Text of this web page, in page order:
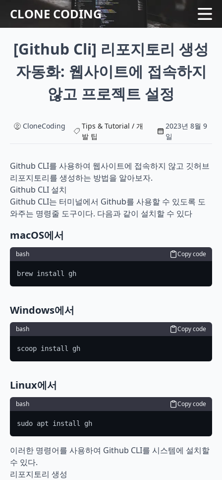
CLONE CODING
Home
Language
Web
시리즈
Tips & Tutorial
[Github Cli] 리포지토리 생성
자동화: 웹사이트에 접속하지
않고 프로젝트 설정
CloneCoding
Tips & Tutorial / 개
발 팁
2023년 8월 9
일
Github CLI를 사용하여 웹사이트에 접속하지 않고 깃허브
리포지토리를 생성하는 방법을 알아보자.
Github CLI 설치
Github CLI는 터미널에서 Github를 사용할 수 있도록 도
와주는 명령줄 도구이다. 다음과 같이 설치할 수 있다
macOS에서
bash Copy code
brew install gh
Windows에서
bash Copy code
scoop install gh
Linux에서
bash Copy code
sudo apt install gh
이러한 명령어를 사용하여 Github CLI를 시스템에 설치할
수 있다.
리포지토리 생성